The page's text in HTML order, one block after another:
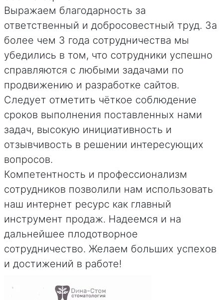
Выражаем благодарность за
ответственный и добросовестный труд. За
более чем 3 года сотрудничества мы
убедились в том, что сотрудники успешно
справляются с любыми задачами по
продвижению и разработке сайтов.
Следует отметить чёткое соблюдение
сроков выполнения поставленных нами
задач, высокую инициативность и
отзывчивость в решении интересующих
вопросов.
Компетентность и профессионализм
сотрудников позволили нам использовать
наш интернет ресурс как главный
инструмент продаж. Надеемся и на
дальнейшее плодотворное
сотрудничество. Желаем больших успехов
и достижений в работе!